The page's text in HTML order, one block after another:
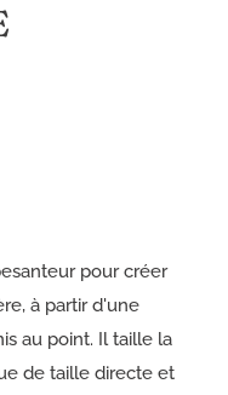
pour créer
à partir d'une
au point. Il taille la
de taille directe et